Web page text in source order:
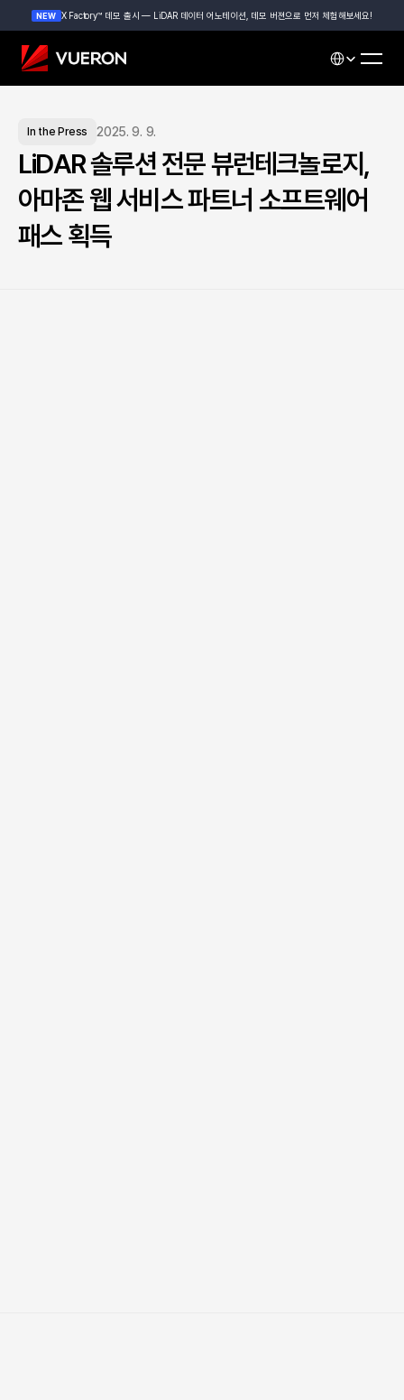
NEW X Factory™ 데모 출시 — LiDAR 데이터 어노테이션, 데모 버젼으로 먼저 체험해보세요!
Select
In the Press 2025. 9. 9.
LiDAR 솔루션 전문 뷰런테크놀로지,
아마존 웹 서비스 파트너 소프트웨어
패스 획득